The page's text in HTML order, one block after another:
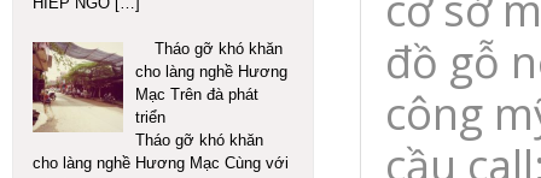
đồ gỗ
công
cầu
Tháo gỡ khó khăn
cho làng nghề Hương
Mạc Trên đà phát
triển
Tháo gỡ khó khăn
cho làng nghề Hương Mạc Cùng với